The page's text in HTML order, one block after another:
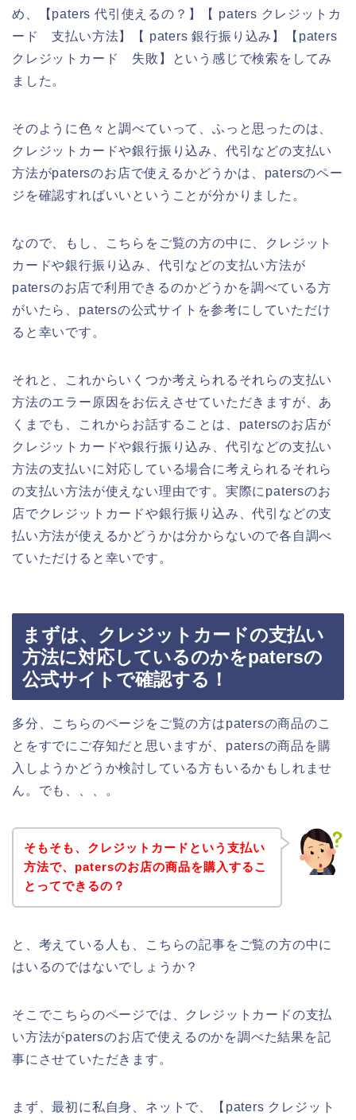
め、【paters 代引使えるの？】【 paters クレジットカ
ード 支払い方法】【 paters 銀行振り込み】【paters
クレジットカード 失敗】という感じで検索をしてみ
ました。
そのように色々と調べていって、ふっと思ったのは、
クレジットカードや銀行振り込み、代引などの支払い
方法がpatersのお店で使えるかどうかは、patersのペー
ジを確認すればいいということが分かりました。
なので、もし、こちらをご覧の方の中に、クレジット
カードや銀行振り込み、代引などの支払い方法が
patersのお店で利用できるのかどうかを調べている方
がいたら、patersの公式サイトを参考にしていただけ
ると幸いです。
それと、これからいくつか考えられるそれらの支払い
方法のエラー原因をお伝えさせていただきますが、あ
くまでも、これからお話することは、patersのお店が
クレジットカードや銀行振り込み、代引などの支払い
方法の支払いに対応している場合に考えられるそれら
の支払い方法が使えない理由です。実際にpatersのお
店でクレジットカードや銀行振り込み、代引などの支
払い方法が使えるかどうかは分からないので各自調べ
ていただけると幸いです。
まずは、クレジットカードの支払い
方法に対応しているのかをpatersの
公式サイトで確認する！
多分、こちらのページをご覧の方はpatersの商品のこ
とをすでにご存知だと思いますが、patersの商品を購
入しようかどうか検討している方もいるかもしれませ
ん。でも、、、。
そもそも、クレジットカードという支払い
方法で、patersのお店の商品を購入するこ
とってできるの？
と、考えている人も、こちらの記事をご覧の方の中に
はいるのではないでしょうか？
そこでこちらのページでは、クレジットカードの支払
い方法がpatersのお店で使えるのかを調べた結果を記
事にさせていただきます。
まず、最初に私自身、ネットで、【paters クレジット